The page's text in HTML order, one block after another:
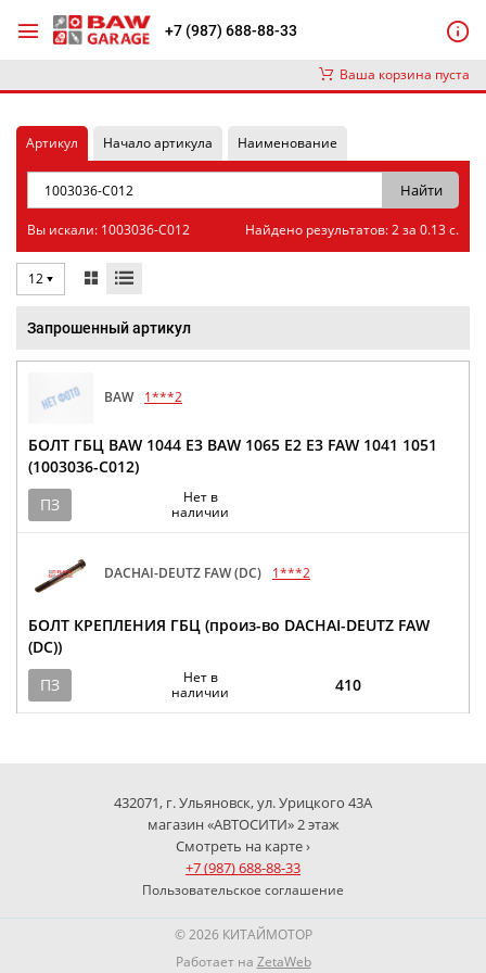
+7 (987) 688-88-33
Ваша корзина пуста
Артикул Начало артикула Наименование
Вы искали: 1003036-C012 Найдено результатов: 2 за 0.13 с.
12
Запрошенный артикул
BAW 1***2
БОЛТ ГБЦ BAW 1044 E3 BAW 1065 E2 Е3 FAW 1041 1051
(1003036-C012)
ПЗ
Нет в
наличии
DACHAI-DEUTZ FAW (DC) 1***2
БОЛТ КРЕПЛЕНИЯ ГБЦ (произ-во DACHAI-DEUTZ FAW
(DC))
ПЗ
Нет в
наличии
410
432071, г. Ульяновск, ул. Урицкого 43А
магазин «АВТОСИТИ» 2 этаж
Смотреть на карте ›
+7 (987) 688-88-33
Пользовательское соглашение
© 2026 КИТАЙМОТОР
Работает на ZetaWeb